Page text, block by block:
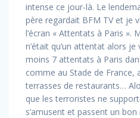
intense ce jour-là. Le
père regardait BFM TV et je
l’écran « Attentats à Paris ».
n’était qu’un attentat alors je
moins 7 attentats à Paris
comme au Stade de France,
terrasses de restaurants…
que les terroristes ne
s’amusent et passent un bon